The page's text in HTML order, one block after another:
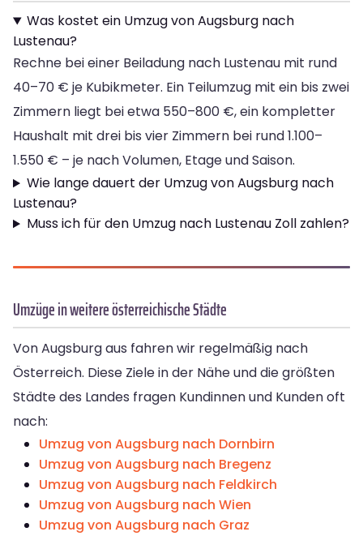
Was kostet ein Umzug von Augsburg nach
Lustenau?
Rechne bei einer Beiladung nach Lustenau mit rund
40–70 € je Kubikmeter. Ein Teilumzug mit ein bis zwei
Zimmern liegt bei etwa 550–800 €, ein kompletter
Haushalt mit drei bis vier Zimmern bei rund 1.100–
1.550 € – je nach Volumen, Etage und Saison.
Wie lange dauert der Umzug von Augsburg nach
Lustenau?
Muss ich für den Umzug nach Lustenau Zoll zahlen?
Umzüge in weitere österreichische Städte
Von Augsburg aus fahren wir regelmäßig nach
Österreich. Diese Ziele in der Nähe und die größten
Städte des Landes fragen Kundinnen und Kunden oft
nach:
Umzug von Augsburg nach Dornbirn
Umzug von Augsburg nach Bregenz
Umzug von Augsburg nach Feldkirch
Umzug von Augsburg nach Wien
Umzug von Augsburg nach Graz